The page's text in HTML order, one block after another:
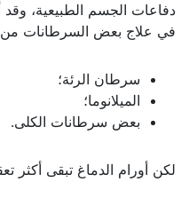
دفاعات الجسم الطبيعية،
في علاج بعض السرطانات من
سرطان الرئة؛
الميلانوما؛
بعض سرطانات الكلى.
لكن أورام الدماغ تبقى أكثر